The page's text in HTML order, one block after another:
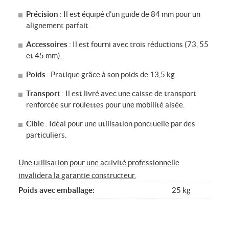
Précision : Il est équipé d’un guide de 84 mm pour un
alignement parfait.
Accessoires : Il est fourni avec trois réductions (73, 55
et 45 mm).
Poids : Pratique grâce à son poids de 13,5 kg.
Transport : Il est livré avec une caisse de transport
renforcée sur roulettes pour une mobilité aisée.
Cible : Idéal pour une utilisation ponctuelle par des
particuliers.
Une utilisation pour une activité professionnelle
invalidera la garantie constructeur.
Poids avec emballage
25 kg